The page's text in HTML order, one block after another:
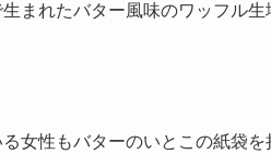
まれたバター風味のワッフル
女性もバターのいとこの紙袋を